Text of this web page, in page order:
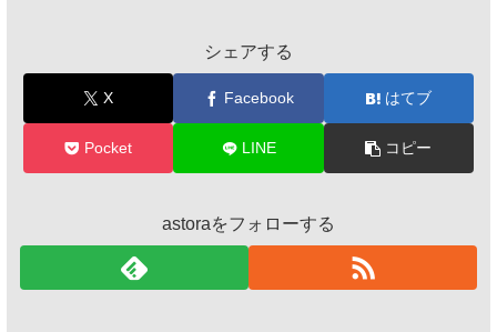
シェアする
X Facebook はてブ
Pocket LINE コピー
astoraをフォローする